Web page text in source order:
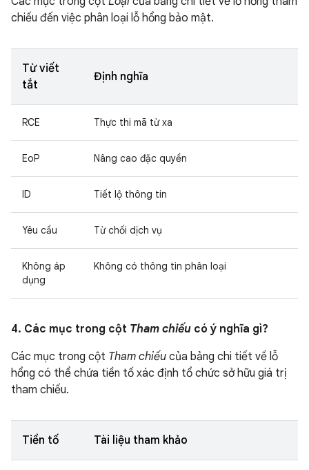
chiếu đến việc phân loại lỗ hổng bảo mật.
Từ viết
tắt
Định nghĩa
RCE Thực thi mã từ xa
EoP Nâng cao đặc quyền
ID Tiết lộ thông tin
Yêu cầu Từ chối dịch vụ
Không áp
dụng
Không có thông tin phân loại
4. Các mục trong cột Tham chiếu có ý nghĩa gì?
Các mục trong cột Tham chiếu của bảng chi tiết về lỗ
hổng có thể chứa tiền tố xác định tổ chức sở hữu giá trị
tham chiếu.
Tiền tố Tài liệu tham khảo